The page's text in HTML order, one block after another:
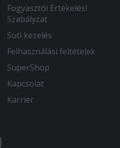
kaptunk egy
meg egy
körettel,
dobozának. A 2
amit
Fogyasztói Értékelési
Szabályzat
Süti kezelés
Felhasználási feltételek
SuperShop
Kapcsolat
Karrier